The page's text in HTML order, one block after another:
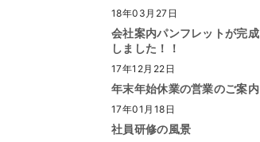
18年03月27日
会社案内パンフレットが完成
しました！！
17年12月22日
年末年始休業の営業のご案内
17年01月18日
社員研修の風景